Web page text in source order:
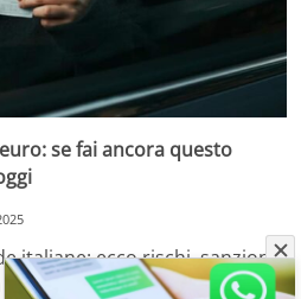
se fai ancora questo
italiane: ecco rischi, sanzioni
Strada e come…